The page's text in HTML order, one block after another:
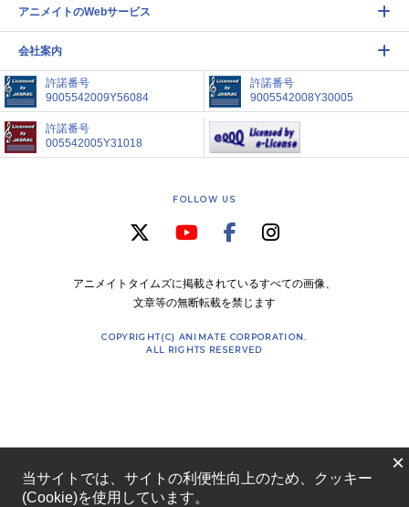
アニメイトのWebサービス
会社案内
許諾番号
9005542009Y56084
許諾番号
9005542008Y30005
許諾番号
005542005Y31018
FOLLOW US
アニメイトタイムズに掲載されているすべての画像、
文章等の無断転載を禁じます
COPYRIGHT(C) ANIMATE CORPORATION.
ALL RIGHTS RESERVED
×
当サイトでは、サイトの利便性向上のため、クッキー
(Cookie)を使用しています。